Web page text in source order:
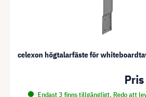
celexon högtalarfäste för
Endast 3 finns tillgängligt. Redo att